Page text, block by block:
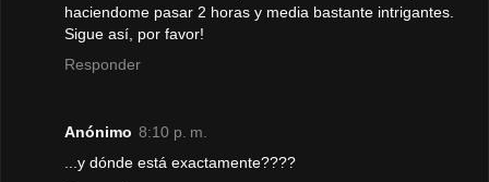
haciendome pasar 2 horas y media bastante intrigantes.
Sigue así, por favor!
Responder
Anónimo 8:10 p. m.
...y dónde está exactamente????